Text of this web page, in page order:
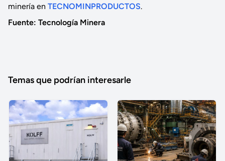
minería en TECNOMINPRODUCTOS.
Fuente: Tecnología Minera
Temas que podrían interesarle